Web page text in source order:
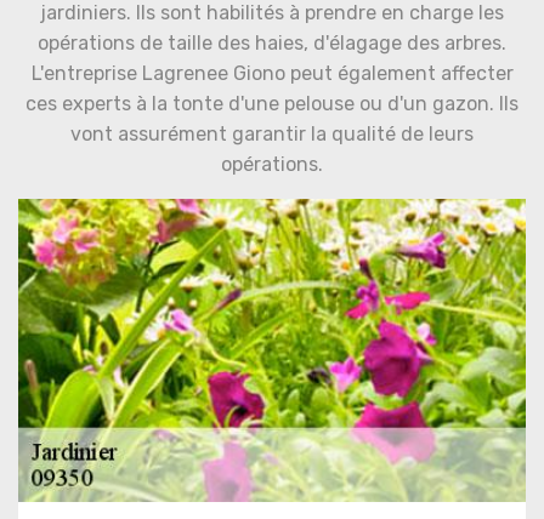
jardiniers. Ils sont habilités à prendre en charge les
opérations de taille des haies, d'élagage des arbres.
L'entreprise Lagrenee Giono peut également affecter
ces experts à la tonte d'une pelouse ou d'un gazon. Ils
vont assurément garantir la qualité de leurs
opérations.